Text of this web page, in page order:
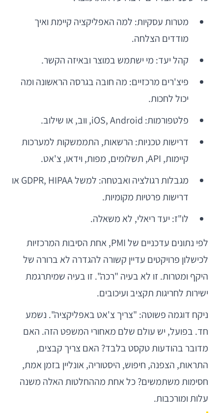
מטרות עסקיות: למה האפליקציה קיימת ואיך
מודדים הצלחה.
קהל יעד: מי ישתמש במוצר ובאיזה הקשר.
פיצ'רים מרכזיים: מה חובה בגרסה הראשונה ומה
יכול לחכות.
פלטפורמות: iOS, Android, ווב, או שילוב.
דרישות טכניות: הרשאות, התממשקות למערכות
קיימות, API, תשלומים, מפות, וידאו, צ'אט.
מגבלות רגולציה ואבטחה: למשל GDPR, HIPAA או
דרישות פרטיות מקומיות.
לו"ז: יעד ריאלי, לא משאלה.
לפי נתונים עדכניים של PMI, אחת הסיבות המרכזיות
לכישלון פרויקטים עדיין קשורה להגדרה לא ברורה של
היקף ומטרות. זו לא בעיה "רכה". זו בעיה שמיתרגמת
ישירות לחריגות תקציב ועיכובים.
ניקח דוגמה פשוטה: "צריך צ'אט באפליקציה". נשמע
חד. בפועל, יש עולם שלם מאחורי המשפט הזה. האם
מדובר בהודעות טקסט בלבד? האם צריך קבצים,
התראות, הצפנה, חיפוש, היסטוריה, אונליין בזמן אמת,
חסימות משתמשים? כל אחת מההחלטות האלה משנה
עלות ומורכבות.